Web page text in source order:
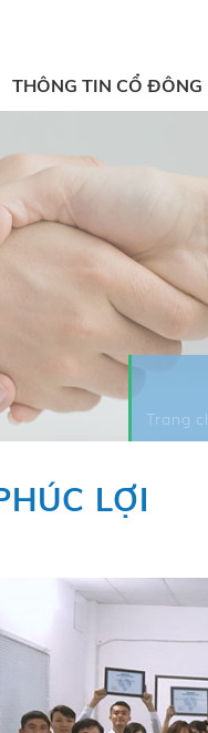
THÔNG TIN CỔ ĐÔNG
Trang
LỢI